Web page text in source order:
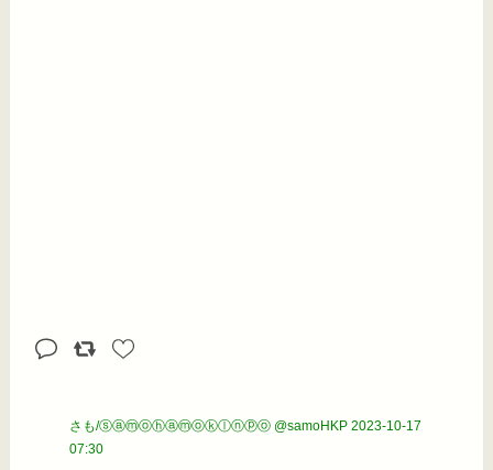
さも/ⓢⓐⓜⓞⓗⓐⓜⓞⓚⓛⓝⓟⓞ @samoHKP 2023-10-17
07:30